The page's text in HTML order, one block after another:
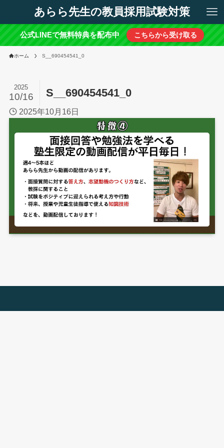
あらら先生の教員採用試験対策
公式LINEで無料特典を配布中 こちらから受け取る
ホーム S__690454541_0
S__690454541_0
2025
10/16
2025年10月16日